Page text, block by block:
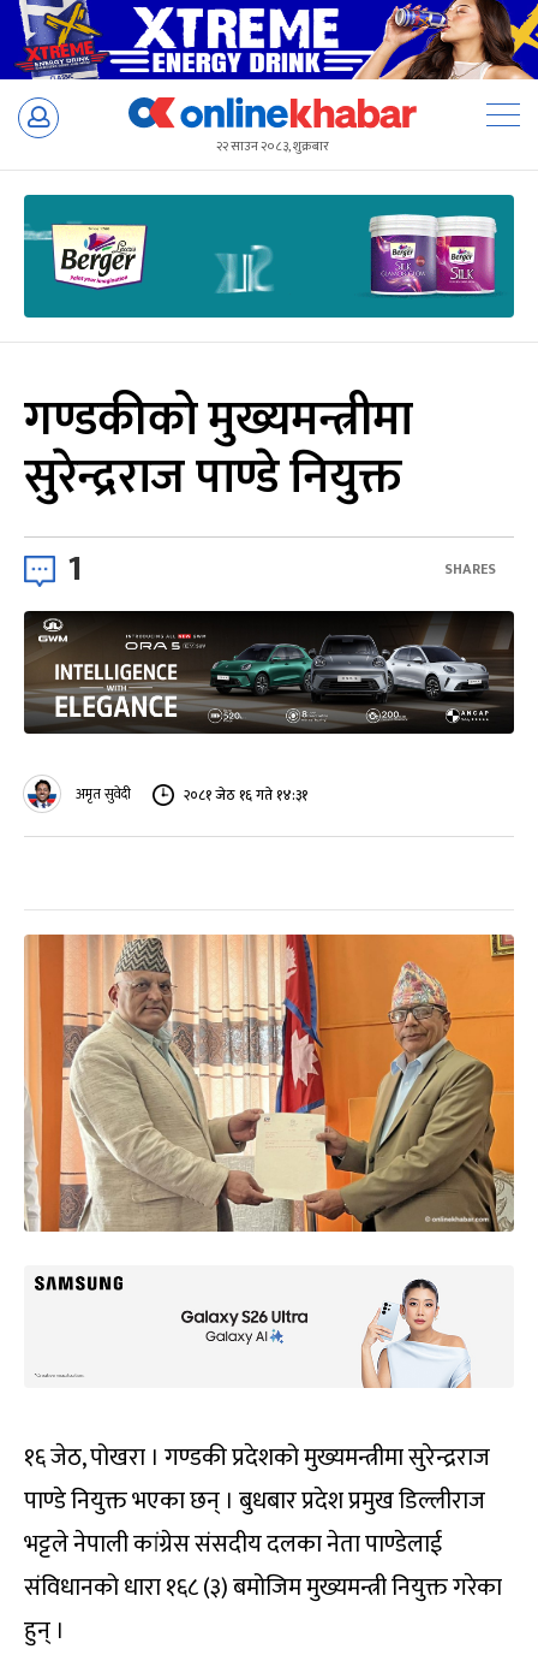
Skip
२२ साउन २०८३, शुक्रबार
गण्डकीको मुख्यमन्त्रीमा
सुरेन्द्रराज पाण्डे नियुक्त
1 SHARES
अमृत सुवेदी २०८१ जेठ १६ गते १४:३१
१६ जेठ, पोखरा । गण्डकी प्रदेशको मुख्यमन्त्रीमा सुरेन्द्रराज
पाण्डे नियुक्त भएका छन् । बुधबार प्रदेश प्रमुख डिल्लीराज
भट्टले नेपाली कांग्रेस संसदीय दलका नेता पाण्डेलाई
संविधानको धारा १६८ (३) बमोजिम मुख्यमन्त्री नियुक्त गरेका
हुन् ।